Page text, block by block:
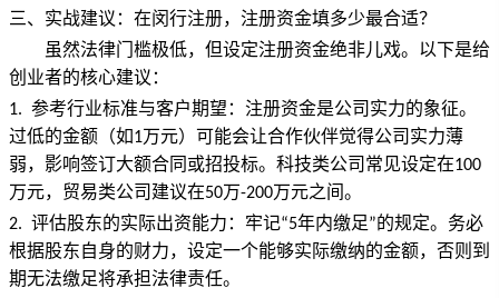
缴
制
下
如
何
设
三、实战建议：在闵行注册，注册资金填多少最合适？
虽然法律门槛极低，但设定注册资金绝非儿戏。以下是给
创业者的核心建议：
1. 参考行业标准与客户期望：注册资金是公司实力的象征。
过低的金额（如1万元）可能会让合作伙伴觉得公司实力薄
弱，影响签订大额合同或招投标。科技类公司常见设定在100
万元，贸易类公司建议在50万-200万元之间。
2. 评估股东的实际出资能力：牢记“5年内缴足”的规定。务必
根据股东自身的财力，设定一个能够实际缴纳的金额，否则到
期无法缴足将承担法律责任。